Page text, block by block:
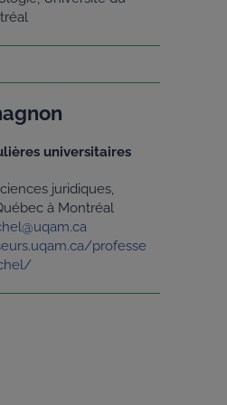
universitaires
juridiques,
à Montréal
professe